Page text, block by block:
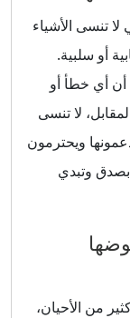
تنسى الأشياء
أو سلبية.
أن أي خطأ أو
لا تنسى
ويحترمون
بصدق وتبدي
من الأحيان،